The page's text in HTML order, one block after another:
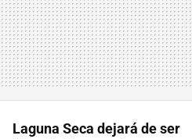
Laguna Seca dejará de ser